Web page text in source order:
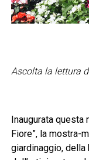
Ascolta la lettura
Inaugurata questa
Fiore”, la mostra-
giardinaggio, della